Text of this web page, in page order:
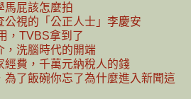
馬屁該怎麼拍
公視的「公正人士」李慶安
，TVBS拿到了
，洗腦時代的開端
經費，千萬元納稅人的錢
為了飯碗你忘了為什麼進入新聞這